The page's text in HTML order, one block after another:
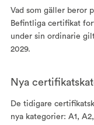
Vad som gäller beror
Befintliga certifikat
under sin ordinarie
2029.
Nya
De tidigare
nya kategorier: A1,